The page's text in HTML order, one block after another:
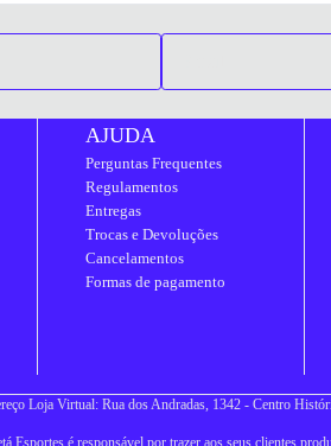
AJUDA
Perguntas Frequentes
Regulamentos
Entregas
Trocas e Devoluções
Cancelamentos
Formas de pagamento
Loja Virtual: Rua dos Andradas, 1342 - Centro
é responsável por trazer aos seus clientes